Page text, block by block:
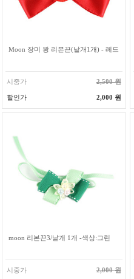
Moon 장미 왕 리본끈(낱개1개) - 레드
시중가 2,500 원
할인가 2,000 원
moon 리본끈3/낱개 1개 -색상:그린
시중가 2,000 원